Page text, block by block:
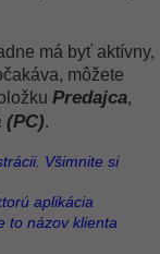
má byť aktívny,
môžete
Predajca,
.
Všimnite si
aplikácia
to názov klienta